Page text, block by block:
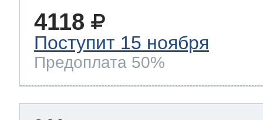
4118
Поступит 15 ноября
Предоплата 50%